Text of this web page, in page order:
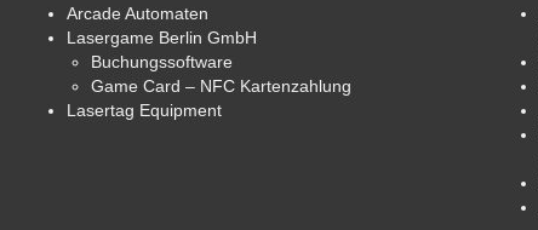
Arcade Automaten
Lasergame Berlin GmbH
Buchungssoftware
Game Card – NFC Kartenzahlung
Lasertag Equipment